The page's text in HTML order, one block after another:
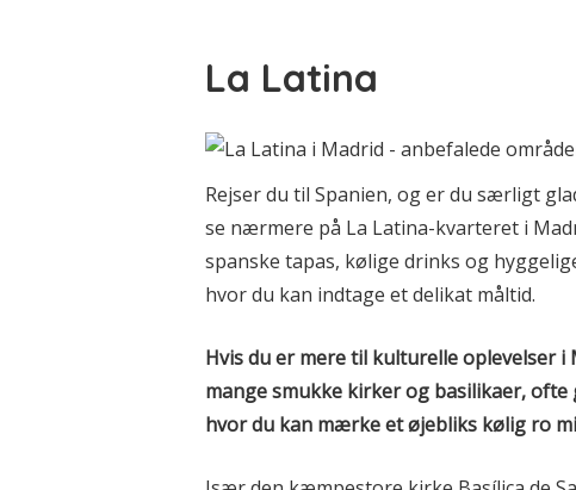
La Latina
Rejser du til Spanien, og er du særligt
se nærmere på La Latina-kvarteret i
spanske tapas, kølige drinks og
hvor du kan indtage et delikat måltid.
Hvis du er mere til kulturelle oplevelser i
mange smukke kirker og basilikaer, ofte
hvor du kan mærke et øjebliks kølig ro